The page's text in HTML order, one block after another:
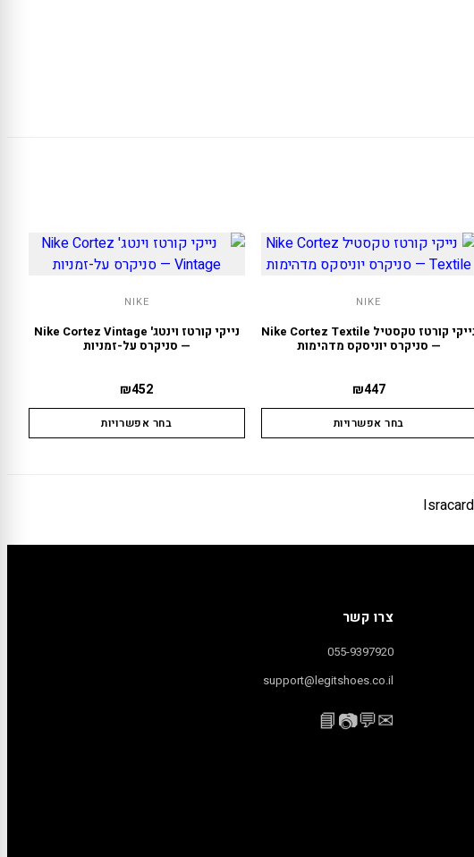
NIKE
נייקי קורטז טקסטיל Nike Cortez Textile
— סניקרס יוניסקס מדהימות
₪447
בחר אפשרויות
NIKE
נייקי קורטז וינטג' Nike Cortez Vintage
— סניקרס על-זמניות
₪452
בחר אפשרויות
צרו קשר
055-9397920
support@legitshoes.co.il
✉
💬
📷
📘